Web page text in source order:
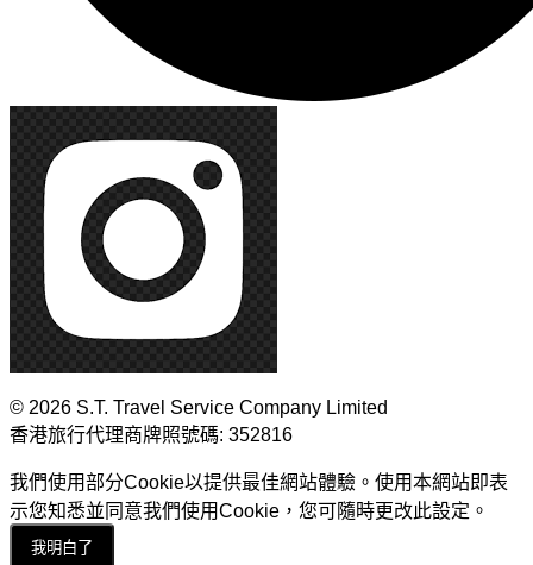
© 2026 S.T. Travel Service Company Limited
香港旅行代理商牌照號碼: 352816
我們使用部分Cookie以提供最佳網站體驗。使用本網站即表
示您知悉並同意我們使用Cookie，您可隨時更改此設定。
我明白了